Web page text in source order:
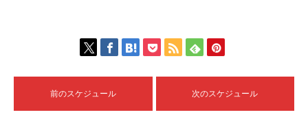
前のスケジュール 次のスケジュール